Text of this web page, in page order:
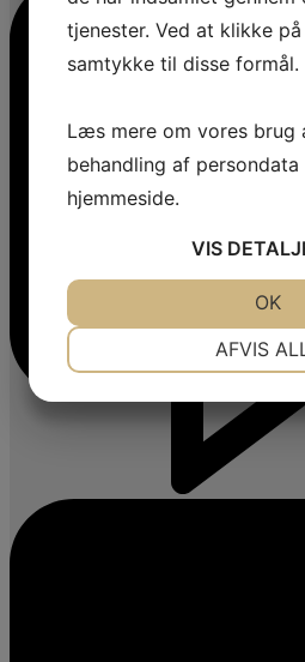
tjenester. Ved at klikke
samtykke til disse formål.
Læs mere om vores brug
behandling af
hjemmeside.
VIS
AFVIS
OK